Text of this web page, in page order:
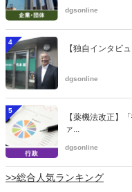
dgsonline
4
【独自インタビ
dgsonline
5
【薬機法改正】
ァ...
dgsonline
>>総合人気ランキング